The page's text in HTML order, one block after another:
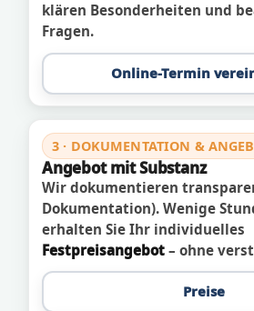
klären Besonderheiten und
Fragen.
Online-Termin
3 · DOKUMENTATION &
Angebot mit Substanz
Wir dokumentieren
Dokumentation). Wenige
erhalten Sie Ihr individuelles
Festpreisangebot – ohne
Preise